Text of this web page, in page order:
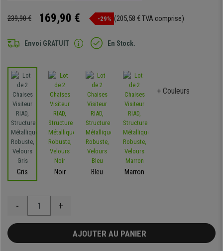
239,90 € 169,90 € -29% (205,58 € TVA comprise)
Envoi GRATUIT En Stock.
Gris Noir Bleu Marron
+ Couleurs
- +
AJOUTER AU PANIER